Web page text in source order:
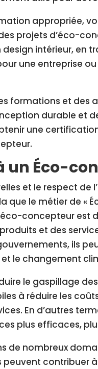
appropriée,
projets d’éco-
intérieur, en
une entreprise
formations et des
durable et
une
un Éco-
et le respect de
que le métier de «
concepteur est
et des
ils
le changement
le gaspillage
à réduire les
En d’autres
plus efficaces,
de nombreux
peuvent